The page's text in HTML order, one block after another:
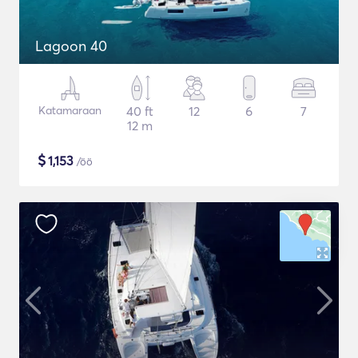
Lagoon 40
Katamaraan
40 ft
12 m
12 6 7
$1,153 /öö